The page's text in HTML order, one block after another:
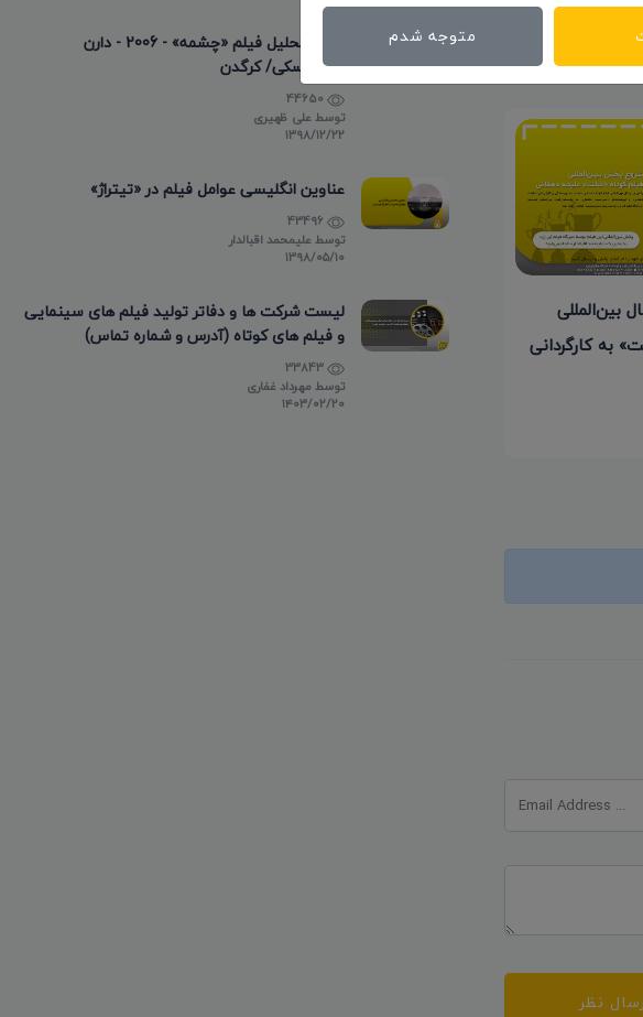
به کارگردانی
نظر
نقد و تحلیل فیلم «چشمه» - 2006 - دارن
آرونوفسکی/ کرگدن
توسطعلی ظهیری
۱۳۹۸/۱۲/۲۲
عناوین انگلیسی عوامل فیلم در «تیتراژ»
توسطعلیمحمد اقبالدار
۱۳۹۸/۰۵/۱۰
لیست شرکت ها و دفاتر تولید فیلم های سینمایی
و فیلم های کوتاه (آدرس و شماره تماس)
توسط مهرداد غفاری
۱۴۰۳/۰۲/۲۰
متوجه شدم